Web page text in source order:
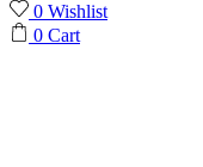
0 Wishlist
0 Cart